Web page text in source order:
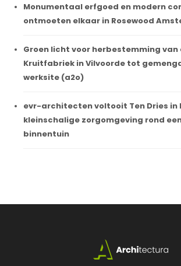
Monumentaal erfgoed en modern
ontmoeten elkaar in Rosewood
Groen licht voor herbestemming van
Kruitfabriek in Vilvoorde tot
werksite (a2o)
evr-architecten voltooit Ten Dries in
kleinschalige zorgomgeving rond
binnentuin